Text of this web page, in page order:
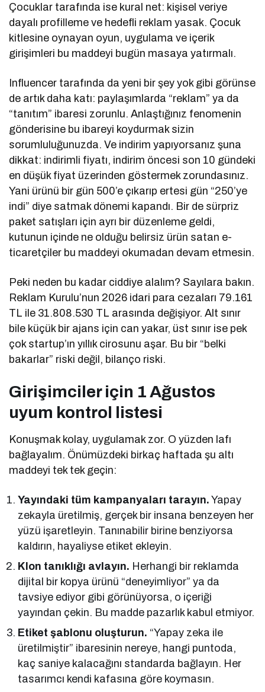
Çocuklar tarafında ise kural net: kişisel veriye
dayalı profilleme ve hedefli reklam yasak. Çocuk
kitlesine oynayan oyun, uygulama ve içerik
girişimleri bu maddeyi bugün masaya yatırmalı.
Influencer tarafında da yeni bir şey yok gibi görünse
de artık daha katı: paylaşımlarda “reklam” ya da
“tanıtım” ibaresi zorunlu. Anlaştığınız fenomenin
gönderisine bu ibareyi koydurmak sizin
sorumluluğunuzda. Ve indirim yapıyorsanız şuna
dikkat: indirimli fiyatı, indirim öncesi son 10 gündeki
en düşük fiyat üzerinden göstermek zorundasınız.
Yani ürünü bir gün 500’e çıkarıp ertesi gün “250’ye
indi” diye satmak dönemi kapandı. Bir de sürpriz
paket satışları için ayrı bir düzenleme geldi,
kutunun içinde ne olduğu belirsiz ürün satan e-
ticaretçiler bu maddeyi okumadan devam etmesin.
Peki neden bu kadar ciddiye alalım? Sayılara bakın.
Reklam Kurulu’nun 2026 idari para cezaları 79.161
TL ile 31.808.530 TL arasında değişiyor. Alt sınır
bile küçük bir ajans için can yakar, üst sınır ise pek
çok startup’ın yıllık cirosunu aşar. Bu bir “belki
bakarlar” riski değil, bilanço riski.
Girişimciler için 1 Ağustos
uyum kontrol listesi
Konuşmak kolay, uygulamak zor. O yüzden lafı
bağlayalım. Önümüzdeki birkaç haftada şu altı
maddeyi tek tek geçin:
Yayındaki tüm kampanyaları tarayın. Yapay
zekayla üretilmiş, gerçek bir insana benzeyen her
yüzü işaretleyin. Tanınabilir birine benziyorsa
kaldırın, hayaliyse etiket ekleyin.
Klon tanıklığı avlayın. Herhangi bir reklamda
dijital bir kopya ürünü “deneyimliyor” ya da
tavsiye ediyor gibi görünüyorsa, o içeriği
yayından çekin. Bu madde pazarlık kabul etmiyor.
Etiket şablonu oluşturun. “Yapay zeka ile
üretilmiştir” ibaresinin nereye, hangi puntoda,
kaç saniye kalacağını standarda bağlayın. Her
tasarımcı kendi kafasına göre koymasın.